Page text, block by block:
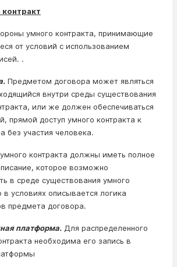
умного контракта, принимающие
от условий с использованием
.
Предметом договора может являться
внутри среды существования
или же должен обеспечиваться
прямой доступ умного контракта к
без участия человека.
контракта должны иметь полное
которое возможно
в среде существования умного
в условиях описывается логика
предмета договора.
платформа. Для распределенного
необходима его запись в